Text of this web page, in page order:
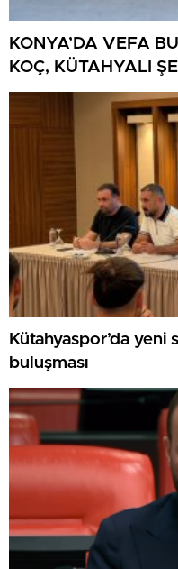
KONYA’DA VEFA
KOÇ, KÜTAHYALI
GAZİLERİ AĞIRLADI
Kütahyaspor’da
buluşması